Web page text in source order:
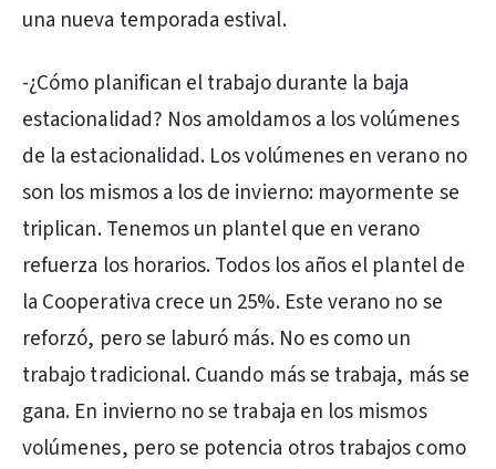
una nueva temporada estival.
-¿Cómo planifican el trabajo durante la baja
estacionalidad? Nos amoldamos a los volúmenes
de la estacionalidad. Los volúmenes en verano no
son los mismos a los de invierno: mayormente se
triplican. Tenemos un plantel que en verano
refuerza los horarios. Todos los años el plantel de
la Cooperativa crece un 25%. Este verano no se
reforzó, pero se laburó más. No es como un
trabajo tradicional. Cuando más se trabaja, más se
gana. En invierno no se trabaja en los mismos
volúmenes, pero se potencia otros trabajos como